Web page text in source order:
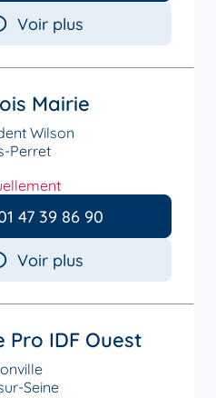
Voir plus
Mairie
Wilson
Perret
47 39 86 90
Voir plus
Pro IDF Ouest
Seine